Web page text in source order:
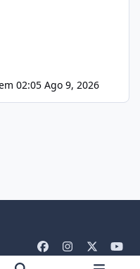
02:05 Ago 9, 2026
a
n
o